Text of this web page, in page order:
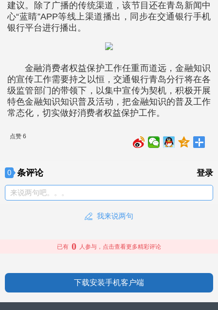
建议。除了广播的传统渠道，该节目还在青岛新闻中
心“蓝睛”APP等线上渠道播出，同步在交通银行手机
银行平台进行播出。
金融消费者权益保护工作任重而道远，金融知识
的宣传工作需要持之以恒，交通银行青岛分行将在各
级监管部门的带领下，以集中宣传为契机，积极开展
特色金融知识知识普及活动，把金融知识的普及工作
常态化，切实做好消费者权益保护工作。
点赞 6
0 条评论 登录
来说两句吧。。。
我来说两句
已有 0 人参与，点击查看更多精彩评论
下载安装手机客户端